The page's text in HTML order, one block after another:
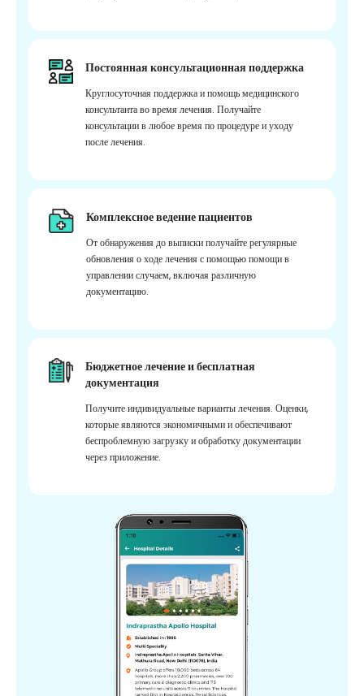
Постоянная консультационная поддержка
Круглосуточная поддержка и помощь медицинского
консультанта во время лечения. Получайте
консультации в любое время по процедуре и уходу
после лечения.
Комплексное ведение пациентов
От обнаружения до выписки получайте регулярные
обновления о ходе лечения с помощью помощи в
управлении случаем, включая различную
документацию.
Бюджетное лечение и бесплатная
документация
Получите индивидуальные варианты лечения. Оценки,
которые являются экономичными и обеспечивают
беспроблемную загрузку и обработку документации
через приложение.